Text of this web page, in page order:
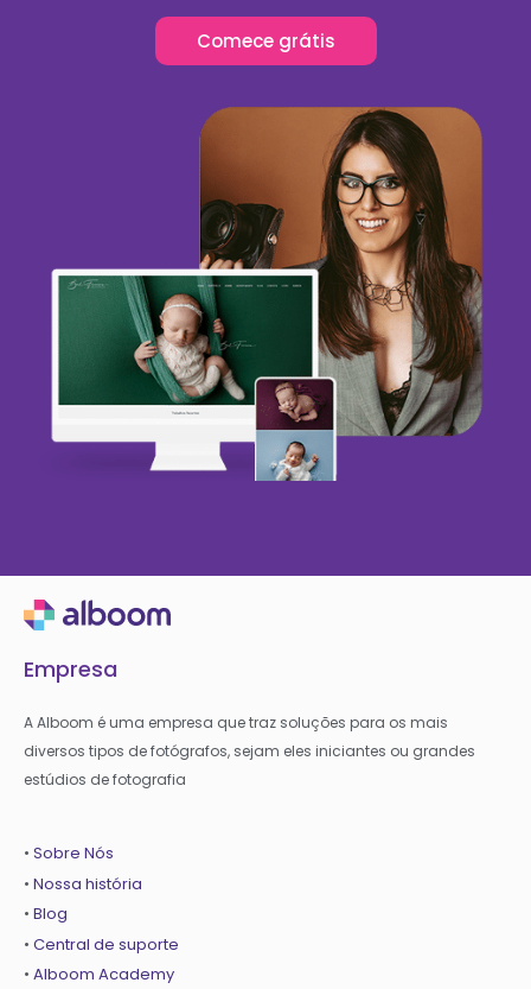
Comece grátis
Empresa
A Alboom é uma empresa que traz soluções para os mais
diversos tipos de fotógrafos, sejam eles iniciantes ou grandes
estúdios de fotografia
• Sobre Nós
• Nossa história
• Blog
• Central de suporte
• Alboom Academy